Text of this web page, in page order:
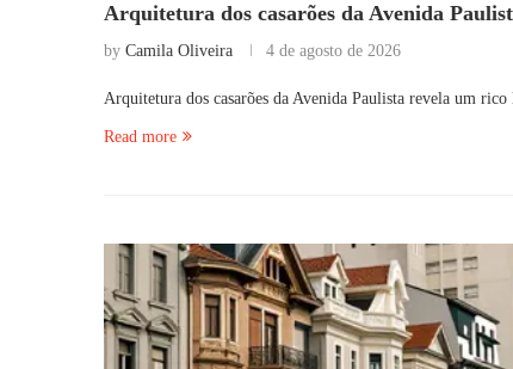
Arquitetura dos casarões da Avenida
by Camila Oliveira 4 de agosto de 2026
Arquitetura dos casarões da Avenida Paulista revela um
Read more